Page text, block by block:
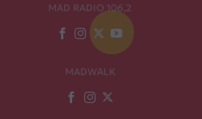
MAD RADIO 106,2
MADWALK